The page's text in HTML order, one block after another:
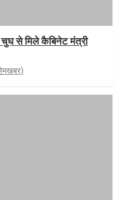
चुघ से मिले कैबिनेट मंत्री